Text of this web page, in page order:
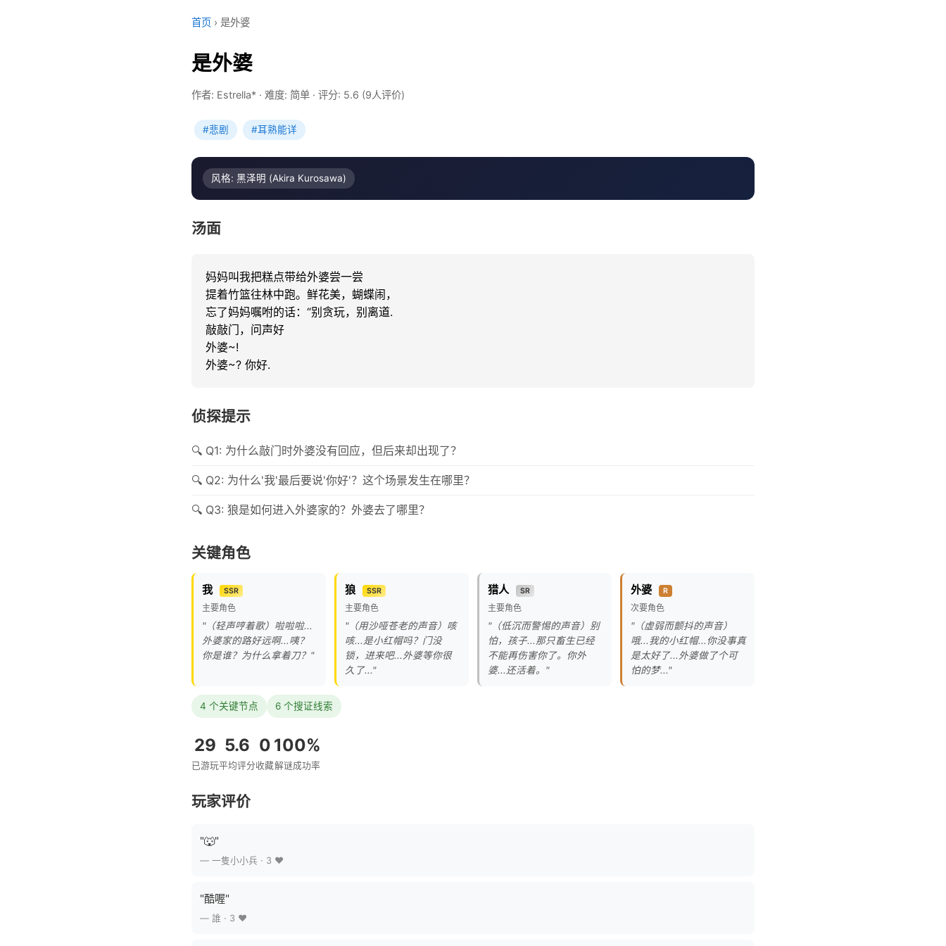
首页 › 是外婆
是外婆
作者: Estrella* · 难度: 简单 · 评分: 5.6 (9人评价)
#悲剧 #耳熟能详
风格: 黑泽明 (Akira Kurosawa)
汤面
妈妈叫我把糕点带给外婆尝一尝
提着竹篮往林中跑。鲜花美，蝴蝶闹，
忘了妈妈嘱咐的话：“别贪玩，别离道.
敲敲门，问声好
外婆~!
外婆~? 你好.
侦探提示
Q1: 为什么敲门时外婆没有回应，但后来却出现了？
Q2: 为什么'我'最后要说'你好'？这个场景发生在哪里？
Q3: 狼是如何进入外婆家的？外婆去了哪里？
关键角色
我 SSR
主要角色
"（轻声哼着歌）啦啦啦...
外婆家的路好远啊...咦？
你是谁？为什么拿着刀？"
狼 SSR
主要角色
"（用沙哑苍老的声音）咳
咳...是小红帽吗？门没
锁，进来吧...外婆等你很
久了..."
猎人 SR
主要角色
"（低沉而警惕的声音）别
怕，孩子...那只畜生已经
不能再伤害你了。你外
婆...还活着。"
外婆 R
次要角色
"（虚弱而颤抖的声音）
哦...我的小红帽...你没事真
是太好了...外婆做了个可
怕的梦..."
4 个关键节点 6 个搜证线索
29
已游玩
5.6
平均评分
0
收藏
100%
解谜成功率
玩家评价
"🐺"
— 一隻小小兵 · 3 ❤️
"酷喔"
— 誰 · 3 ❤️